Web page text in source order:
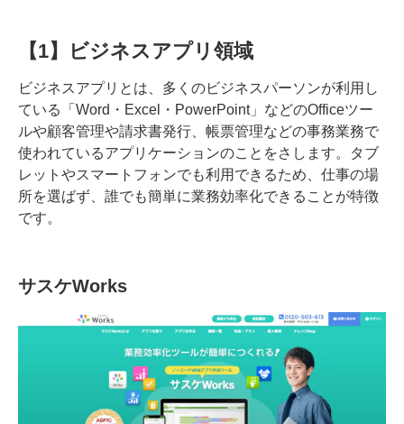
【1】ビジネスアプリ領域
ビジネスアプリとは、多くのビジネスパーソンが利用し
ている「Word・Excel・PowerPoint」などのOfficeツー
ルや顧客管理や請求書発行、帳票管理などの事務業務で
使われているアプリケーションのことをさします。タブ
レットやスマートフォンでも利用できるため、仕事の場
所を選ばず、誰でも簡単に業務効率化できることが特徴
です。
サスケWorks